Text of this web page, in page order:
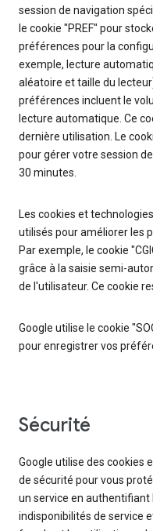
session de navigation
le cookie "PREF" pour
préférences pour la
exemple, lecture
aléatoire et taille du
préférences incluent le
lecture automatique. Ce
dernière utilisation. Le
pour gérer votre session
30 minutes.
Les cookies et
utilisés pour améliorer les
Par exemple, le cookie
grâce à la saisie semi-
de l'utilisateur. Ce cookie
Google utilise le cookie
pour enregistrer vos
Sécurité
Google utilise des cookies
de sécurité pour vous
un service en authentifiant
indisponibilités de service